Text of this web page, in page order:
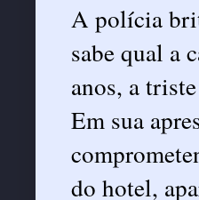
A polícia
sabe qual a
anos, a
Em sua
do hotel,